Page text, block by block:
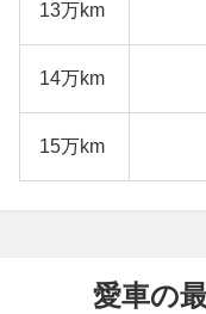
13万km
14万km
15万km
愛車の